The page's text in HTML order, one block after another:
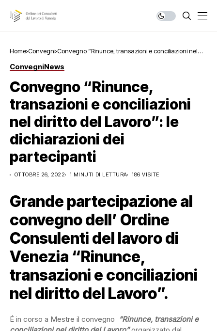
Home Convegni Convegno “Rinunce, transazioni e conciliazioni nel
ConvegniNews
Convegno “Rinunce,
transazioni e conciliazioni
nel diritto del Lavoro”: le
dichiarazioni dei
partecipanti
OTTOBRE 26, 2022 1 MINUTI DI LETTURA 186 VISITE
Grande partecipazione al
convegno dell’ Ordine
Consulenti del lavoro di
Venezia “Rinunce,
transazioni e conciliazioni
nel diritto del Lavoro”.
É in corso a Mestre il convegno
“Rinunce, transazioni e